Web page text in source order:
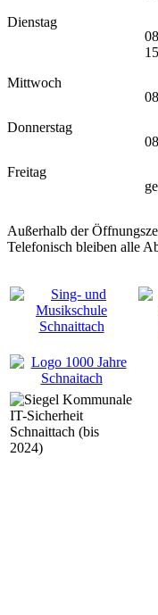
Dienstag
Mittwoch
Donnerstag
Freitag
Außerhalb der
Telefonisch bleiben alle